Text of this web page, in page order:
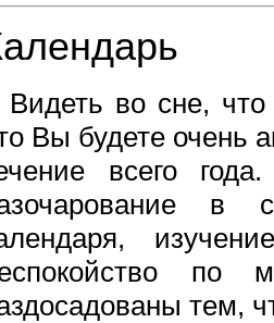
Видеть во сне,
Вы будете очень
всего
в
по
тем,